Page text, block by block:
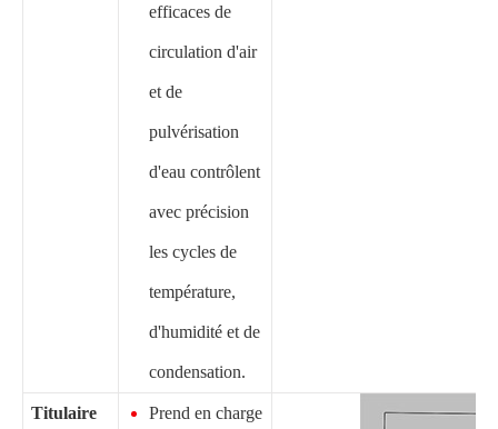
efficaces de
circulation d'air
et de
pulvérisation
d'eau contrôlent
avec précision
les cycles de
température,
d'humidité et de
condensation.
Titulaire Prend en charge